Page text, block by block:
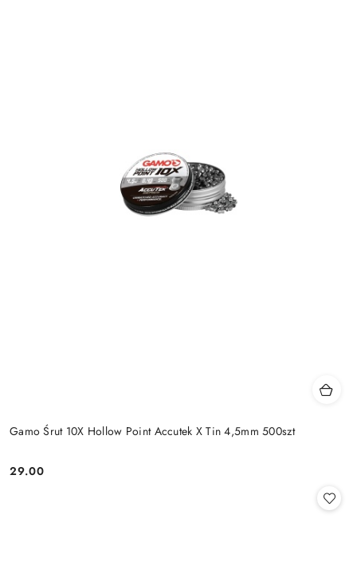
Gamo Śrut 10X Hollow Point Accutek X Tin 4,5mm 500szt
Cena:
29.00